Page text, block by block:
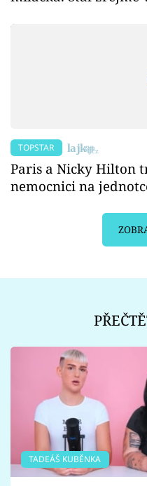
TOPSTAR
Paris a Nicky Hilton
nemocnici na
TADEÁŠ KUBĚNKA